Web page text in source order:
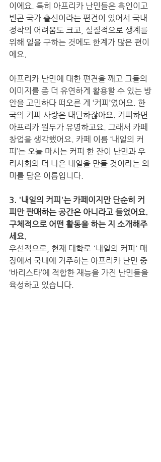
이에요. 특히 아프리카 난민들은 흑인이고
빈곤 국가 출신이라는 편견이 있어서 국내
정착의 어려움도 크고, 실질적으로 생계를
위해 일을 구하는 것에도 한계가 많은 편이
에요.
아프리카 난민에 대한 편견을 깨고 그들의
이미지를 좀 더 유연하게 활용할 수 있는 방
안을 고민하다 떠오른 게 ‘커피’였어요. 한
국의 커피 사랑은 대단하잖아요. 커피하면
아프리카 원두가 유명하고요. 그래서 카페
창업을 생각했어요. 카페 이름 ‘내일의 커
피’는 오늘 마시는 커피 한 잔이 난민과 우
리사회의 더 나은 내일을 만들 것이라는 의
미를 담은 이름입니다.
3. '내일의 커피'는 카페이지만 단순히 커
피만 판매하는 공간은 아니라고 들었어요.
구체적으로 어떤 활동을 하는 지 소개해주
세요.
우선적으로, 현재 대학로 '내일의 커피' 매
장에서 국내에 거주하는 아프리카 난민 중
‘바리스타’에 적합한 재능을 가진 난민들을
육성하고 있습니다.